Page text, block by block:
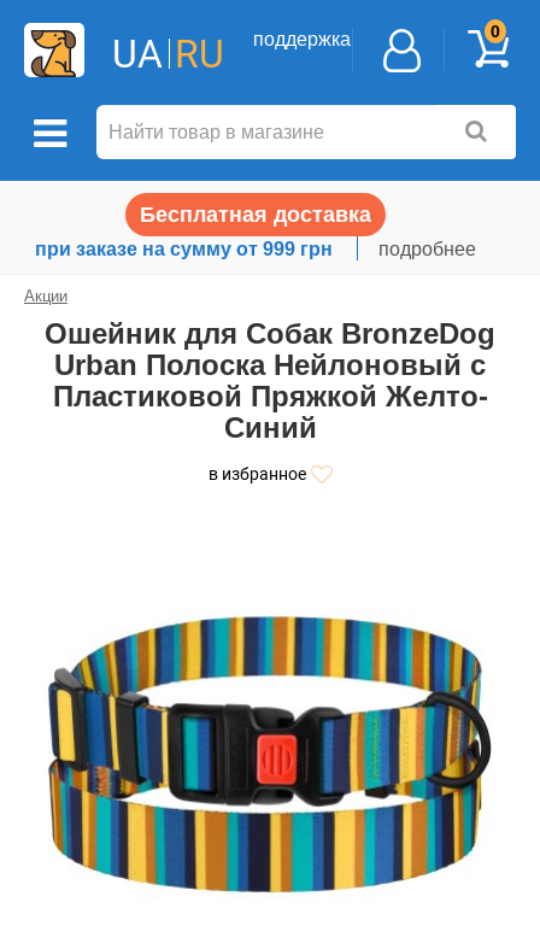
UA RU поддержка 0
Бесплатная доставка
при заказе на сумму от 999 грн подробнее
Акции
Ошейник для Собак BronzeDog
Urban Полоска Нейлоновый с
Пластиковой Пряжкой Желто-
Синий
в избранное